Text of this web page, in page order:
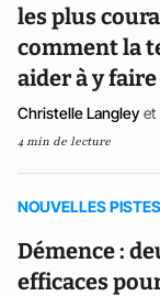
les plus
comment la
aider à y
Christelle Langley et
4 min de lecture
NOUVELLES PISTES
Démence :
efficaces